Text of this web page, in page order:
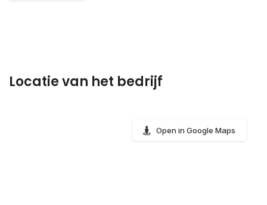
Locatie van het bedrijf
Open in Google Maps